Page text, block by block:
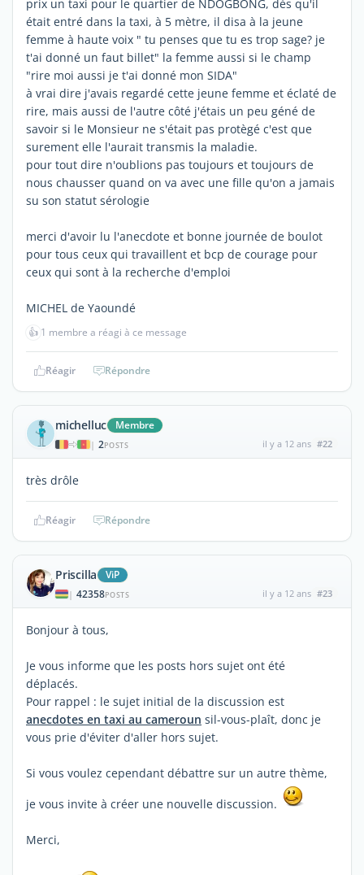
prix un taxi pour le quartier de NDOGBONG, dès qu'il
était entré dans la taxi, à 5 mètre, il disa à la jeune
femme à haute voix " tu penses que tu es trop sage? je
t'ai donné un faut billet" la femme aussi si le champ
"rire moi aussi je t'ai donné mon SIDA"
à vrai dire j'avais regardé cette jeune femme et éclaté de
rire, mais aussi de l'autre côté j'étais un peu géné de
savoir si le Monsieur ne s'était pas protègé c'est que
surement elle l'aurait transmis la maladie.
pour tout dire n'oublions pas toujours et toujours de
nous chausser quand on va avec une fille qu'on a jamais
su son statut sérologie
merci d'avoir lu l'anecdote et bonne journée de boulot
pour tous ceux qui travaillent et bcp de courage pour
ceux qui sont à la recherche d'emploi
MICHEL de Yaoundé
👍 1 membre a réagi à ce message
Réagir Répondre
michelluc Membre
| 2POSTS il y a 12 ans #22
très drôle
Réagir Répondre
Priscilla ViP
| 42358POSTS il y a 12 ans #23
Bonjour à tous,
Je vous informe que les posts hors sujet ont été
déplacés.
Pour rappel : le sujet initial de la discussion est
anecdotes en taxi au cameroun sil-vous-plaît, donc je
vous prie d'éviter d'aller hors sujet.
Si vous voulez cependant débattre sur un autre thème,
je vous invite à créer une nouvelle discussion.
Merci,